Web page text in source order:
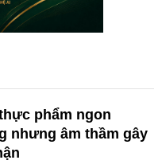
phẩm ngon
nhưng âm thầm gây